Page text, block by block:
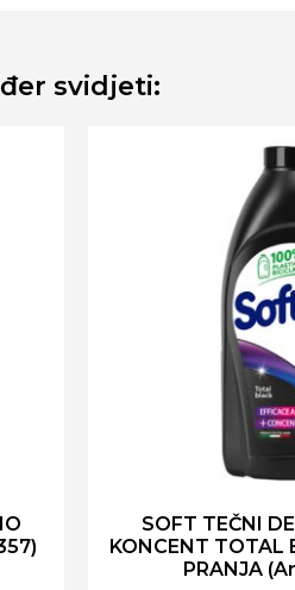
svidjeti:
SOFT TEČNI
KONCENT TOTAL
PRANJA